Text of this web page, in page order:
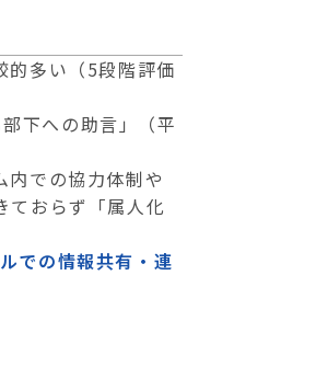
的多い（5段階評価
下への助言」（平
での協力体制や
ておらず「属人化
での情報共有・連